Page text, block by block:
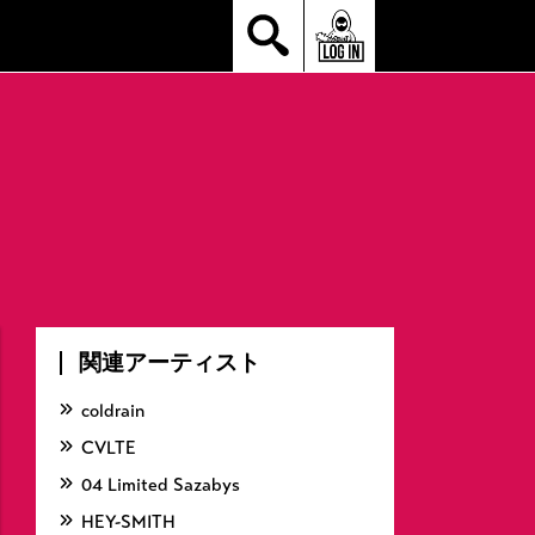
関連アーティスト
coldrain
CVLTE
04 Limited Sazabys
HEY-SMITH